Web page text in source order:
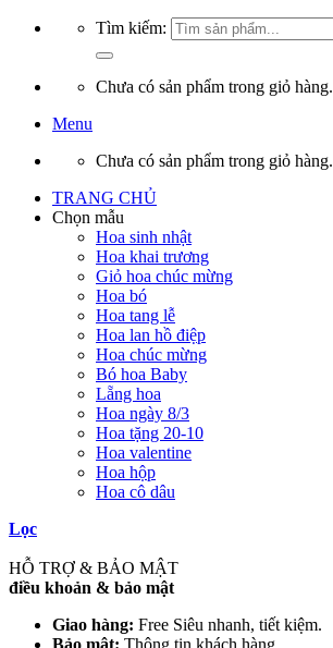
Tìm kiếm:
Chưa có sản phẩm trong giỏ hàng.
Menu
Chưa có sản phẩm trong giỏ hàng.
TRANG CHỦ
Chọn mẫu
Hoa sinh nhật
Hoa khai trương
Giỏ hoa chúc mừng
Hoa bó
Hoa tang lễ
Hoa lan hồ điệp
Hoa chúc mừng
Bó hoa Baby
Lẵng hoa
Hoa ngày 8/3
Hoa tặng 20-10
Hoa valentine
Hoa hộp
Hoa cô dâu
Lọc
HỖ TRỢ & BẢO MẬT
điều khoản & bảo mật
Giao hàng: Free Siêu nhanh, tiết kiệm.
Bảo mật: Thông tin khách hàng.